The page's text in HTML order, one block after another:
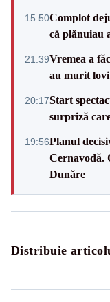
15:50Complot
că plănuiau
21:39Vremea a
au murit
20:17Start
surpriză
19:56Planul
Cernavodă.
Dunăre
Distribuie